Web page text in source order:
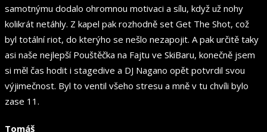
samotnýmu dodalo ohromnou motivaci a sílu, když už nohy
kolikrát netáhly. Z kapel pak rozhodně set Get The Shot, což
byl totální riot, do kterýho se nešlo nezapojit. A pak určitě taky
asi naše nejlepší Pouštěčka na Fajtu ve SkiBaru, konečně jsem
si měl čas hodit i stagedive a DJ Nagano opět potvrdil svou
výjimečnost. Byl to ventil všeho stresu a mně v tu chvíli bylo
zase 11.
Tomáš